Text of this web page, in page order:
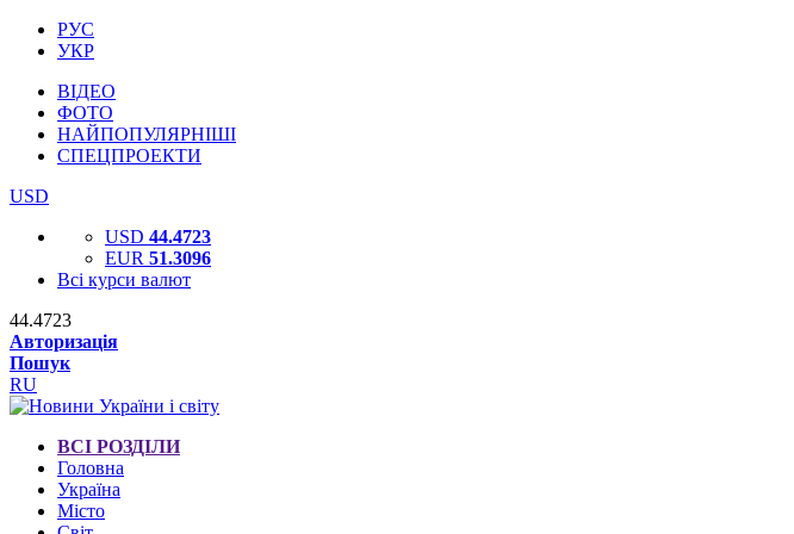
РУС
УКР
ВІДЕО
ФОТО
НАЙПОПУЛЯРНІШІ
СПЕЦПРОЕКТИ
USD
USD 44.4723
EUR 51.3096
Всі курси валют
44.4723
Авторизація
Пошук
RU
ВСІ РОЗДІЛИ
Головна
Україна
Місто